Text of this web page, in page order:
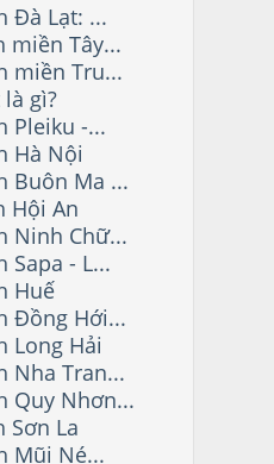
Đà Lạt: ...
miền Tây...
miền Tru...
gì?
Pleiku -...
Hà Nội
Buôn Ma ...
Hội An
Ninh Chữ...
Sapa - L...
Huế
Đồng Hới...
Long Hải
Nha Tran...
Quy Nhơn...
Sơn La
Mũi Né...